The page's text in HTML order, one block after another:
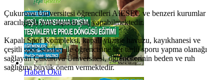
Haberi Oku
Çukurova Üniversitesi öğrencileri AIESEC ve benzeri kurumlar
aracılığıyla yurt dışında staj yapabilmektedir.
Kapalı Spor Kompleksi, kapalı yüzme havuzu, kayıkhanesi ve
çeşitli spor sahaları ile öğrencisine her türlü sporu yapma olanağı
sağlayan Çukurova Üniversitesi, öğrencilerinin beden ve ruh
sağlığına büyük önem vermektedir.